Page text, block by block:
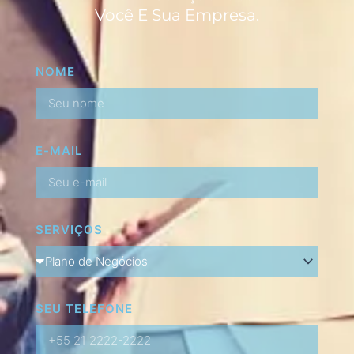
Você E Sua Empresa.
NOME
E-MAIL
SERVIÇOS
SEU TELEFONE